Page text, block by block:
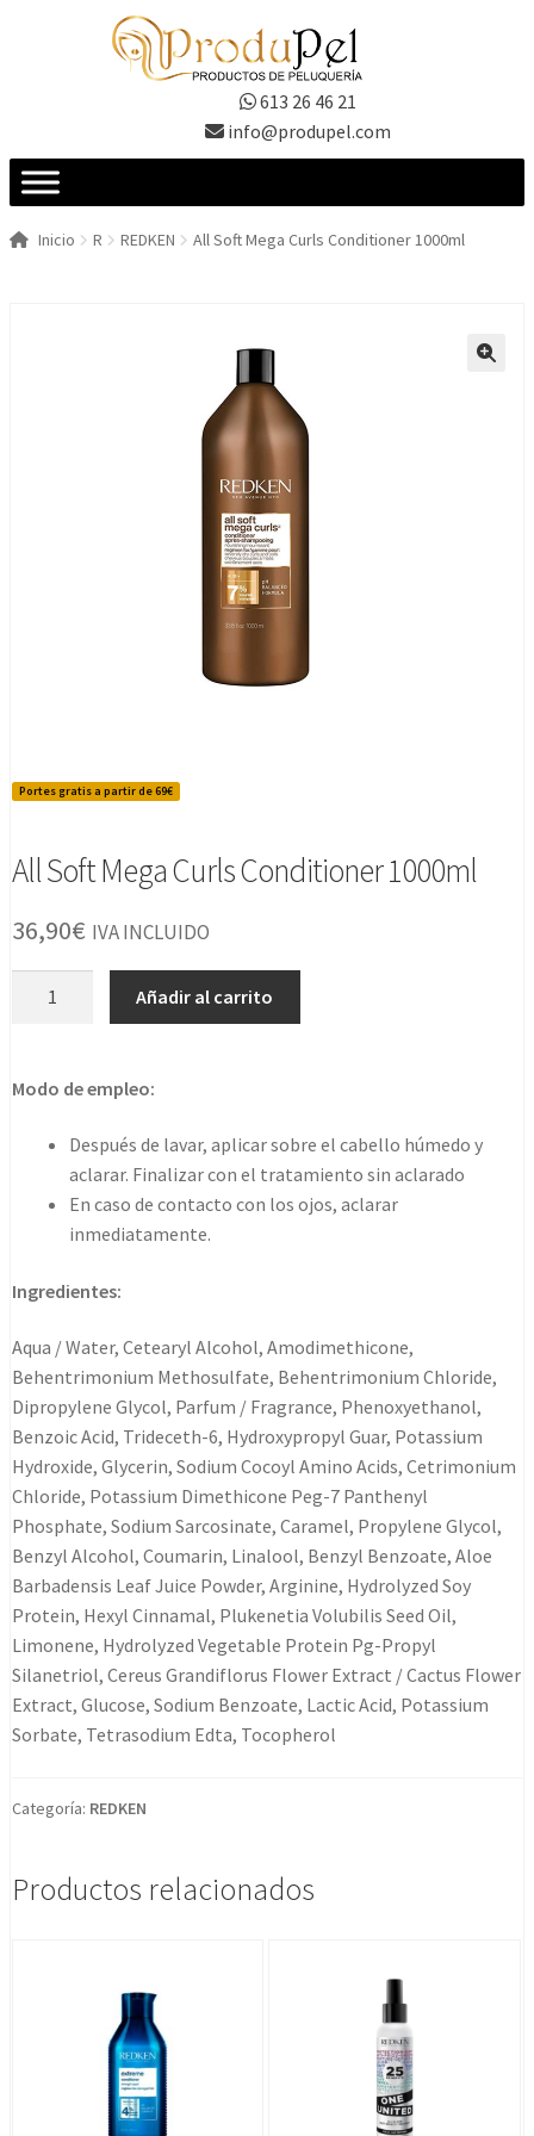
613 26 46 21
info@produpel.com
Inicio R REDKEN All Soft Mega Curls Conditioner 1000ml
Portes gratis a partir de 69€
All Soft Mega Curls Conditioner 1000ml
36,90€ IVA INCLUIDO
Conditioner
Añadir al carrito
Modo de empleo:
Después de lavar, aplicar sobre el cabello húmedo y
aclarar. Finalizar con el tratamiento sin aclarado
En caso de contacto con los ojos, aclarar
inmediatamente.
Ingredientes:
Aqua / Water, Cetearyl Alcohol, Amodimethicone,
Behentrimonium Methosulfate, Behentrimonium Chloride,
Dipropylene Glycol, Parfum / Fragrance, Phenoxyethanol,
Benzoic Acid, Trideceth-6, Hydroxypropyl Guar, Potassium
Hydroxide, Glycerin, Sodium Cocoyl Amino Acids, Cetrimonium
Chloride, Potassium Dimethicone Peg-7 Panthenyl
Phosphate, Sodium Sarcosinate, Caramel, Propylene Glycol,
Benzyl Alcohol, Coumarin, Linalool, Benzyl Benzoate, Aloe
Barbadensis Leaf Juice Powder, Arginine, Hydrolyzed Soy
Protein, Hexyl Cinnamal, Plukenetia Volubilis Seed Oil,
Limonene, Hydrolyzed Vegetable Protein Pg-Propyl
Silanetriol, Cereus Grandiflorus Flower Extract / Cactus Flower
Extract, Glucose, Sodium Benzoate, Lactic Acid, Potassium
Sorbate, Tetrasodium Edta, Tocopherol
Categoría: REDKEN
Productos relacionados